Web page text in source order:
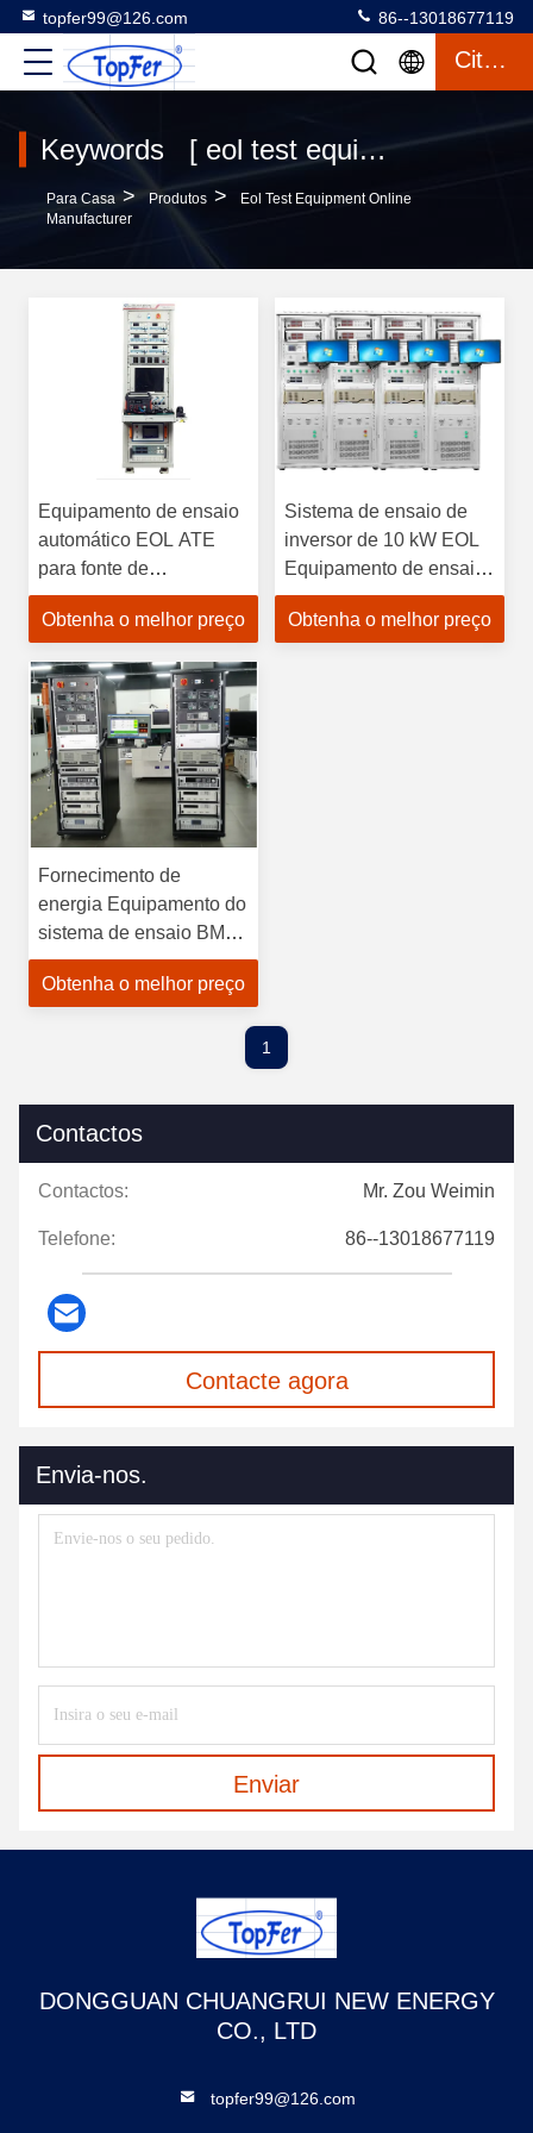
topfer99@126.com 86--13018677119
Citações
Keywords [ eol test equipment ] Match 3 produtos
Para Casa > Produtos >
Eol Test Equipment Online
Manufacturer
Equipamento de ensaio
automático EOL ATE
para fonte de
alimentação de
armazenamento de
Obtenha o melhor preço
Sistema de ensaio de
inversor de 10 kW EOL
Equipamento de ensaio
IEEE1547
Obtenha o melhor preço
Fornecimento de
energia Equipamento do
sistema de ensaio BMS
EOL End Of Line OEM
Obtenha o melhor preço
1
Contactos
Contactos: Mr. Zou Weimin
Telefone: 86--13018677119
Contacte agora
Envia-nos.
Enviar
DONGGUAN CHUANGRUI NEW ENERGY
CO., LTD
topfer99@126.com